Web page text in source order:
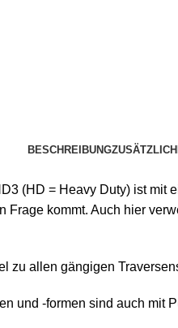
BESCHREIBUNG
(HD = Heavy Duty) ist mit
Frage kommt. Auch hier
zu allen gängigen
und -formen sind auch mit